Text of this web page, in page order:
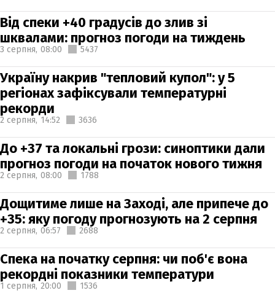
Від спеки +40 градусів до злив зі
шквалами: прогноз погоди на тиждень
3 серпня, 08:00 5437
Україну накрив "тепловий купол": у 5
регіонах зафіксували температурні
рекорди
2 серпня, 14:52 3636
До +37 та локальні грози: синоптики дали
прогноз погоди на початок нового тижня
2 серпня, 08:00 1788
Дощитиме лише на Заході, але припече до
+35: яку погоду прогнозують на 2 серпня
2 серпня, 06:57 2688
Спека на початку серпня: чи поб'є вона
рекордні показники температури
1 серпня, 20:00 1536